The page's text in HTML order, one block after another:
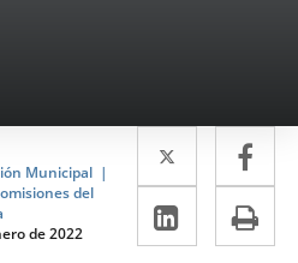
Municipal
del
de 2022
Twitter
Enlace
a
una
a
Linkedin
Enlace
a